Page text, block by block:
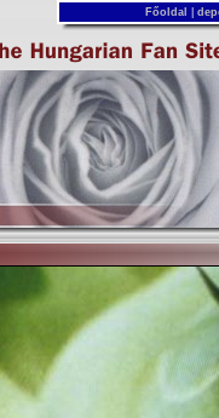
Főoldal